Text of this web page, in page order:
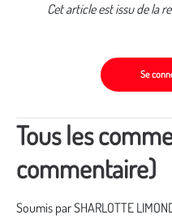
Cet article est issu de la
Se
Tous les
commentaire)
Soumis parSHARLOTTE